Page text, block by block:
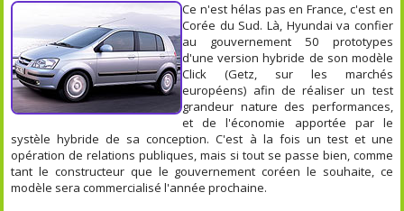
Ce n'est hélas pas en France, c'est en
Corée du Sud. Là, Hyundai va confier
au gouvernement 50 prototypes
d'une version hybride de son modèle
Click (Getz, sur les marchés
européens) afin de réaliser un test
grandeur nature des performances,
et de l'économie apportée par le
systèle hybride de sa conception. C'est à la fois un test et une
opération de relations publiques, mais si tout se passe bien, comme
tant le constructeur que le gouvernement coréen le souhaite, ce
modèle sera commercialisé l'année prochaine.